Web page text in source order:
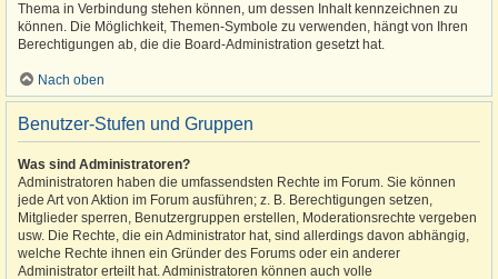
Thema in Verbindung stehen können, um dessen Inhalt kennzeichnen zu
können. Die Möglichkeit, Themen-Symbole zu verwenden, hängt von Ihren
Berechtigungen ab, die die Board-Administration gesetzt hat.
Nach oben
Benutzer-Stufen und Gruppen
Was sind Administratoren?
Administratoren haben die umfassendsten Rechte im Forum. Sie können
jede Art von Aktion im Forum ausführen; z. B. Berechtigungen setzen,
Mitglieder sperren, Benutzergruppen erstellen, Moderationsrechte vergeben
usw. Die Rechte, die ein Administrator hat, sind allerdings davon abhängig,
welche Rechte ihnen ein Gründer des Forums oder ein anderer
Administrator erteilt hat. Administratoren können auch volle